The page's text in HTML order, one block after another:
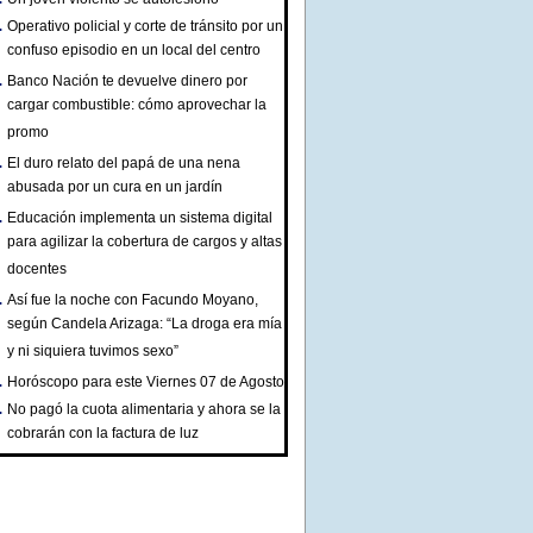
Operativo policial y corte de tránsito por un
confuso episodio en un local del centro
Banco Nación te devuelve dinero por
cargar combustible: cómo aprovechar la
promo
El duro relato del papá de una nena
abusada por un cura en un jardín
Educación implementa un sistema digital
para agilizar la cobertura de cargos y altas
docentes
Así fue la noche con Facundo Moyano,
según Candela Arizaga: “La droga era mía
y ni siquiera tuvimos sexo”
Horóscopo para este Viernes 07 de Agosto
No pagó la cuota alimentaria y ahora se la
cobrarán con la factura de luz